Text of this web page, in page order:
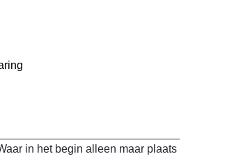
in het begin alleen maar plaats